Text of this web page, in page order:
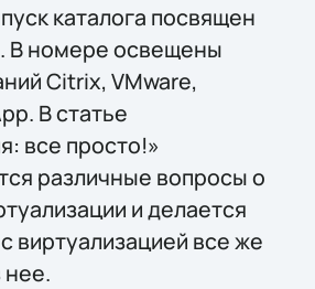
каталога посвящен
В номере освещены
Citrix, VMware,
В статье
все просто!»
различные вопросы о
и делается
виртуализацией все же